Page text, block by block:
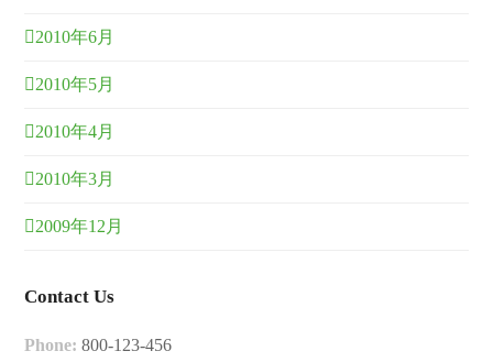
2010年6月
2010年5月
2010年4月
2010年3月
2009年12月
Contact Us
Phone: 800-123-456